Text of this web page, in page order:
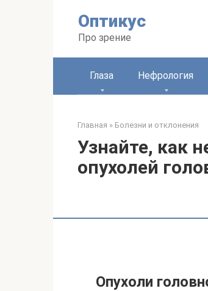
Оптикус
Про зрение
Глаза Нефрология
Главная » Болезни и отклонения
Узнайте, как
опухолей
Опухоли